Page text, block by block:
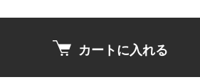
カートに入れる